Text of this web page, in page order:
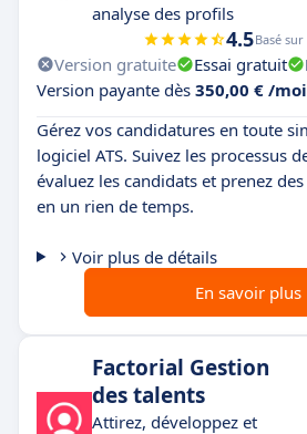
analyse des profils
4.5Basé sur
Version gratuite Essai gratuit
Version payante dès 350,00 € /
Gérez vos candidatures en toute
logiciel ATS. Suivez les processus
évaluez les candidats et prenez
en un rien de temps.
Voir plus de détails
En savoir plus
Factorial Gestion
des talents
Attirez, développez et